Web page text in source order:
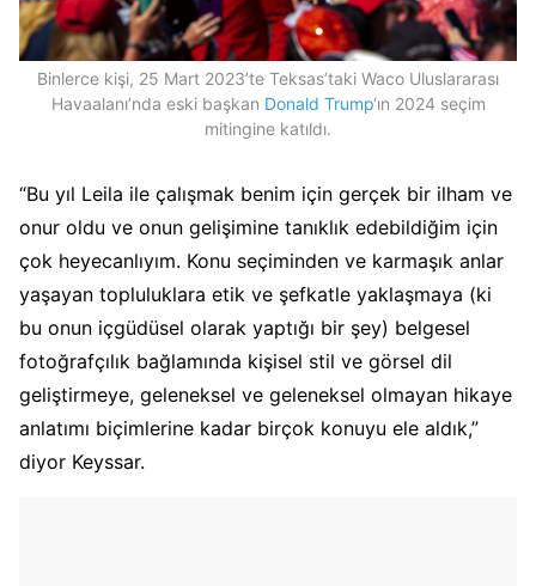
Binlerce kişi, 25 Mart 2023’te Teksas’taki Waco Uluslararası
Havaalanı’nda eski başkan Donald Trump‘ın 2024 seçim
mitingine katıldı.
“Bu yıl Leila ile çalışmak benim için gerçek bir ilham ve
onur oldu ve onun gelişimine tanıklık edebildiğim için
çok heyecanlıyım. Konu seçiminden ve karmaşık anlar
yaşayan topluluklara etik ve şefkatle yaklaşmaya (ki
bu onun içgüdüsel olarak yaptığı bir şey) belgesel
fotoğrafçılık bağlamında kişisel stil ve görsel dil
geliştirmeye, geleneksel ve geleneksel olmayan hikaye
anlatımı biçimlerine kadar birçok konuyu ele aldık,”
diyor Keyssar.